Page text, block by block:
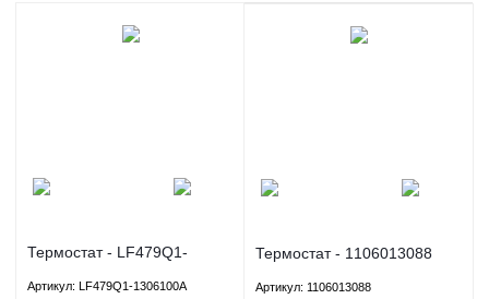
Термостат - LF479Q1-
Артикул: LF479Q1-1306100A
Термостат - 1106013088
Артикул: 1106013088